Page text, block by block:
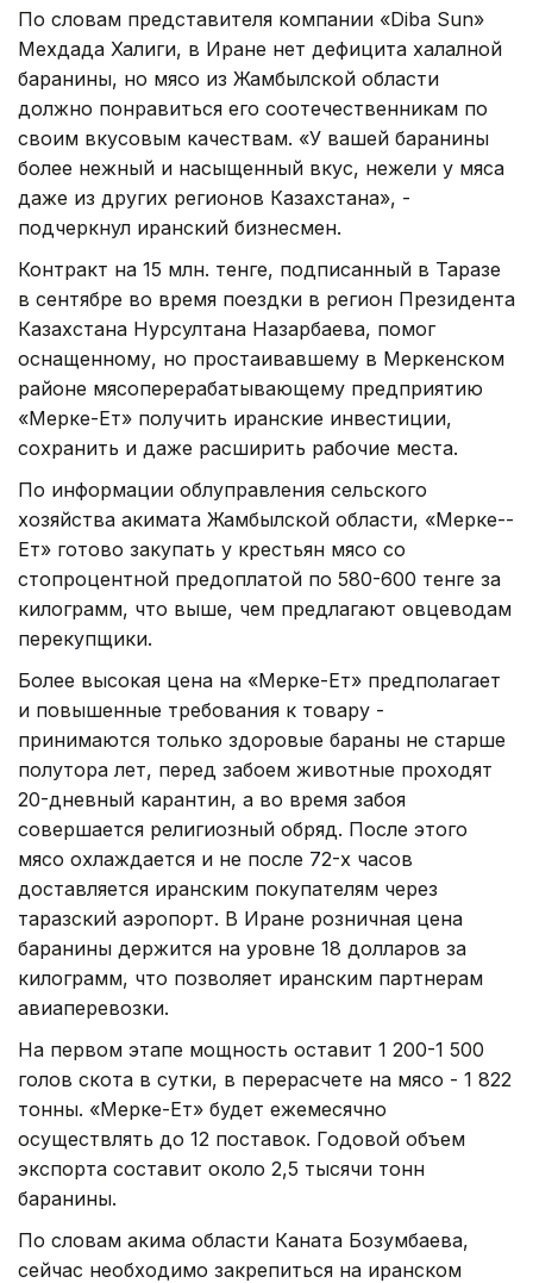
По словам представителя компании «Diba Sun»
Мехдада Халиги, в Иране нет дефицита халалной
баранины, но мясо из Жамбылской области
должно понравиться его соотечественникам по
своим вкусовым качествам. «У вашей баранины
более нежный и насыщенный вкус, нежели у мяса
даже из других регионов Казахстана», -
подчеркнул иранский бизнесмен.
Контракт на 15 млн. тенге, подписанный в Таразе
в сентябре во время поездки в регион Президента
Казахстана Нурсултана Назарбаева, помог
оснащенному, но простаивавшему в Меркенском
районе мясоперерабатывающему предприятию
«Мерке-Ет» получить иранские инвестиции,
сохранить и даже расширить рабочие места.
По информации облуправления сельского
хозяйства акимата Жамбылской области, «Мерке-­
Ет» готово закупать у крестьян мясо со
стопроцентной предоплатой по 580-­600 тенге за
килограмм, что выше, чем предлагают овцеводам
перекупщики.
Более высокая цена на «Мерке­-Ет» предполагает
и повышенные требования к товару -
принимаются только здоровые бараны не старше
полутора лет, перед забоем животные проходят
20-­дневный карантин, а во время забоя
совершается религиозный обряд. После этого
мясо охлаждается и не после 72-х часов
доставляется иранским покупателям через
таразский аэропорт. В Иране розничная цена
баранины держится на уровне 18 долларов за
килограмм, что позволяет иранским партнерам
авиа­перевозки.
На первом этапе мощность оставит 1 200­-1 500
голов скота в сутки, в перерасчете на мясо -­ 1 8­22
тонны. «Мерке­-Ет» будет ежемесячно
осуществлять до 12 поставок. Годовой объем
экспорта составит около 2,5 тысячи тонн
баранины.
По словам акима области Каната Бозумбаева,
сейчас необходимо закрепиться на иранском